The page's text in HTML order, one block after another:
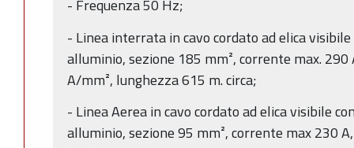
- Frequenza 50 Hz;
- Linea interrata in cavo cordato ad elica
alluminio, sezione 185 mm², corrente max.
A/mm², lunghezza 615 m. circa;
- Linea Aerea in cavo cordato ad elica visibile
alluminio, sezione 95 mm², corrente max 230